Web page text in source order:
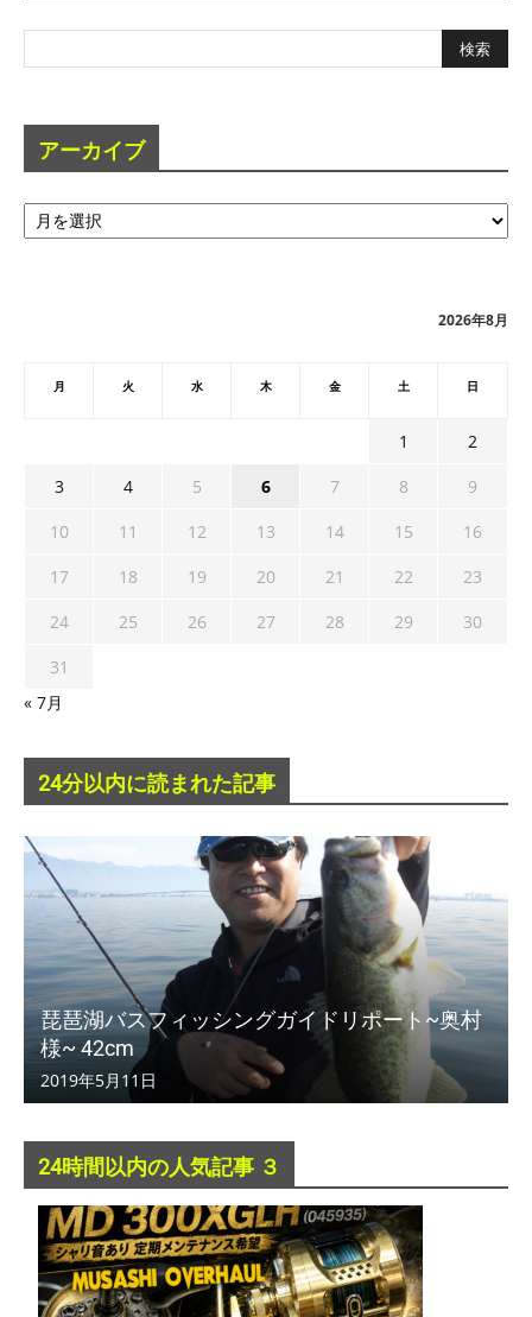
アーカイブ
ア
ー
2026年8月
月 火 水 木 金 土 日
1
2
3
4 5 6 7 8
9
10
11 12 13 14 15
16
17
18 19 20 21 22
23
24
25 26 27 28 29
30
31
« 7月
24分以内に読まれた記事
琵琶湖バスフィッシングガイドリポート~奥村
様~ 42cm
2019年5月11日
24時間以内の人気記事 ３